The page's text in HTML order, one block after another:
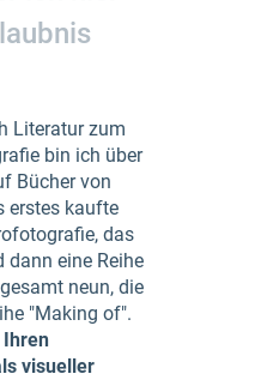
Literatur zum
bin ich über
Bücher von
erstes kaufte
das
dann eine Reihe
neun, die
"Making of".
visueller